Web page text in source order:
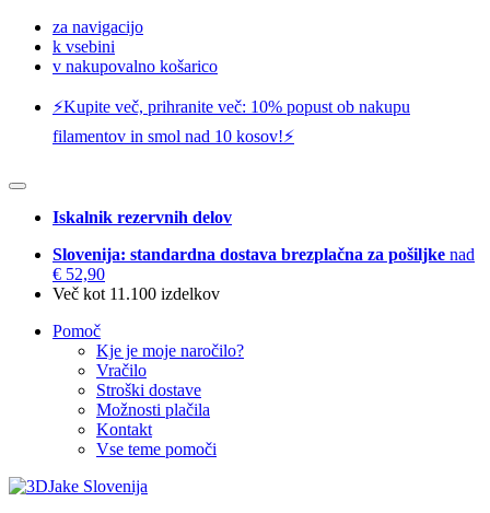
za navigacijo
k vsebini
v nakupovalno košarico
⚡️Kupite več, prihranite več: 10% popust ob nakupu
filamentov in smol nad 10 kosov!⚡️
Iskalnik rezervnih delov
Slovenija: standardna dostava brezplačna za pošiljke nad
€ 52,90
Več kot 11.100 izdelkov
Pomoč
Kje je moje naročilo?
Vračilo
Stroški dostave
Možnosti plačila
Kontakt
Vse teme pomoči